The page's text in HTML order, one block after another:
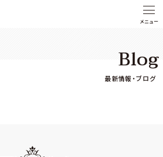
Blog
最新情報・ブログ